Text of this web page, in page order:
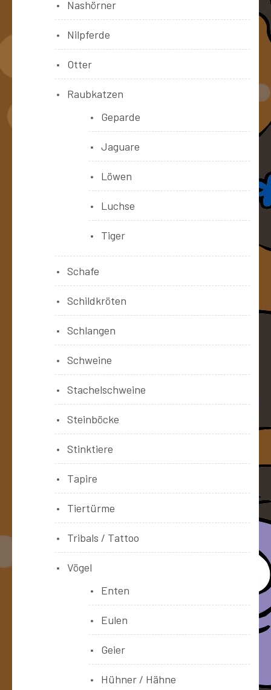
Nashörner
Nilpferde
Otter
Raubkatzen
Geparde
Jaguare
Löwen
Luchse
Tiger
Schafe
Schildkröten
Schlangen
Schweine
Stachelschweine
Steinböcke
Stinktiere
Tapire
Tiertürme
Tribals / Tattoo
Vögel
Enten
Eulen
Geier
Hühner / Hähne